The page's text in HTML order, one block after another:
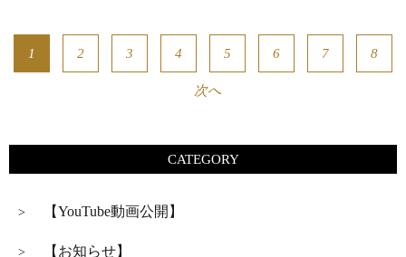
1 2 3 4 5 6 7 8
次へ
CATEGORY
> 【YouTube動画公開】
> 【お知らせ】